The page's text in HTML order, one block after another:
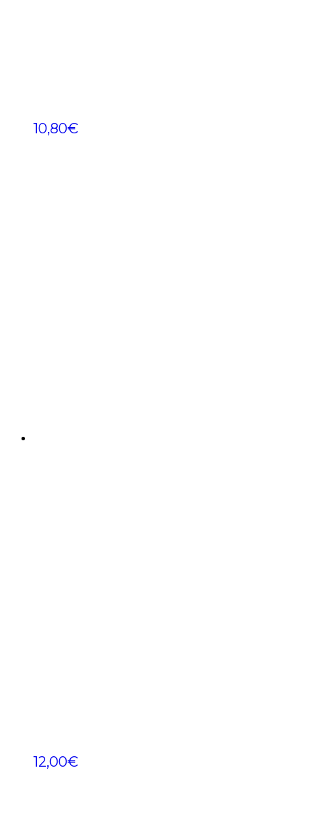
10,80€
12,00€